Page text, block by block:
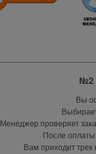
№2
Вы
Менеджер проверяет
После
Вам приходит